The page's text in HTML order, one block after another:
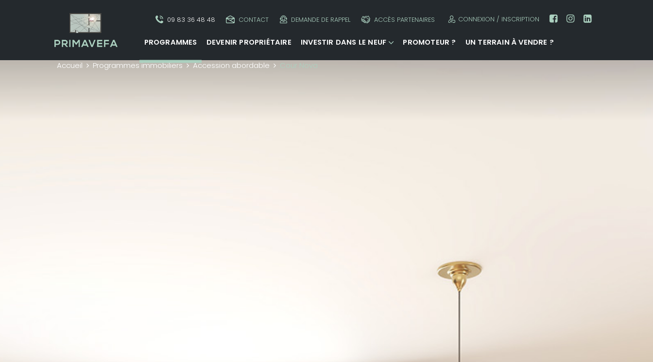
09 83 36 48 48 CONTACT DEMANDE DE RAPPEL ACCÈS PARTENAIRES CONNEXION / INSCRIPTION
PROGRAMMES DEVENIR PROPRIÉTAIRE INVESTIR DANS LE NEUF PROMOTEUR ? UN TERRAIN À VENDRE ?
Accueil Programmes immobiliers Accession abordable Cour Nova